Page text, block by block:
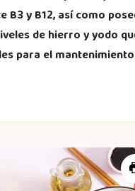
B3 y B12, así como
de hierro y yodo
para el